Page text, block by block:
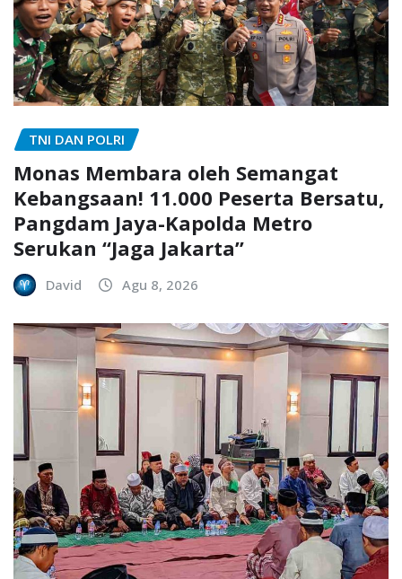
TNI DAN POLRI
Monas Membara oleh Semangat
Kebangsaan! 11.000 Peserta Bersatu,
Pangdam Jaya-Kapolda Metro
Serukan “Jaga Jakarta”
David Agu 8, 2026